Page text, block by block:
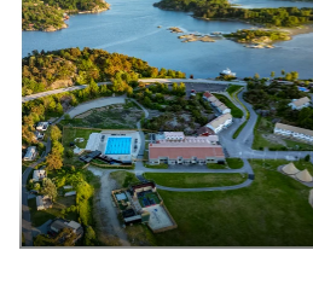
AI-medarbetaren Katja tillträdde